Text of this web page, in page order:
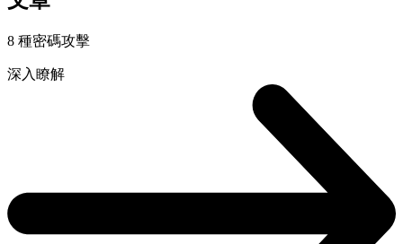
8 種密碼攻擊
深入瞭解